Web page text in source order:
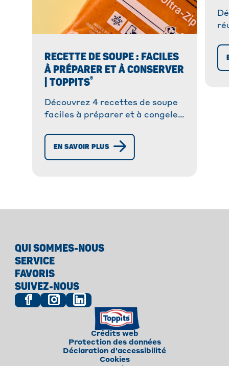
RECETTE DE SOUPE : FACILES
À PRÉPARER ET À CONSERVER
| TOPPITS®
Découvrez 4 recettes de soupe
faciles à préparer et à congeler
optimale et des ingrédients
adaptés pour des soupes
EN SAVOIR PLUS
QUI SOMMES-NOUS
SERVICE
FAVORIS
SUIVEZ-NOUS
Crédits web
Protection des données
Déclaration d'accessibilité
Cookies